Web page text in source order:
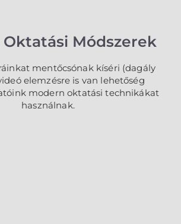
Módszerek
mentőcsónak kíséri (dagály
elemzésre is van lehetőség
modern oktatási technikákat
használnak.